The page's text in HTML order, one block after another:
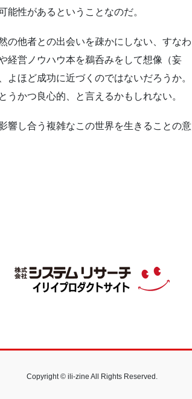
性があるということなのだ。
の他者との出会いを疎かにしない、すなわ
経営ノウハウ本を鵜呑みをして想像（妄
ほど成功に近づくのではないだろうか。
かつ良心的、と言えるかもしれない。
響し合う複雑なこの世界を生きることの意
Copyright © ili-zine All Rights Reserved.